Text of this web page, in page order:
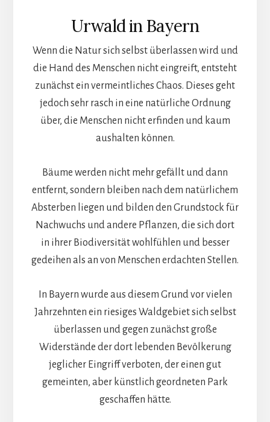
Urwald in Bayern
Wenn die Natur sich selbst überlassen wird und
die Hand des Menschen nicht eingreift, entsteht
zunächst ein vermeintliches Chaos. Dieses geht
jedoch sehr rasch in eine natürliche Ordnung
über, die Menschen nicht erfinden und kaum
aushalten können.
Bäume werden nicht mehr gefällt und dann
entfernt, sondern bleiben nach dem natürlichem
Absterben liegen und bilden den Grundstock für
Nachwuchs und andere Pflanzen, die sich dort
in ihrer Biodiversität wohlfühlen und besser
gedeihen als an von Menschen erdachten Stellen.
In Bayern wurde aus diesem Grund vor vielen
Jahrzehnten ein riesiges Waldgebiet sich selbst
überlassen und gegen zunächst große
Widerstände der dort lebenden Bevölkerung
jeglicher Eingriff verboten, der einen gut
gemeinten, aber künstlich geordneten Park
geschaffen hätte.